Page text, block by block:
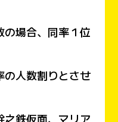
、同率１位
割りとさせ
鉄仮面、マリア